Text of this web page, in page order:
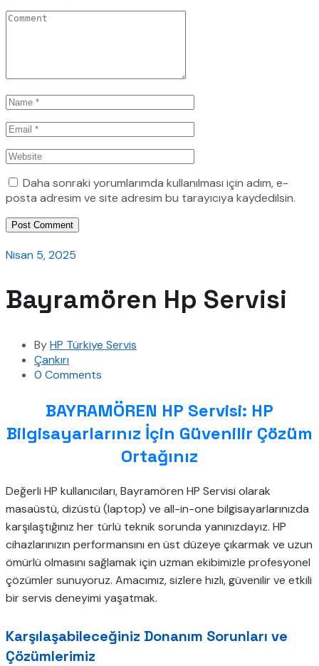
Daha sonraki yorumlarımda kullanılması için adım, e-
posta adresim ve site adresim bu tarayıcıya kaydedilsin.
Post Comment
Nisan 5, 2025
Bayramören Hp Servisi
ByHP Türkiye Servis
Çankırı
0 Comments
BAYRAMÖREN HP Servisi: HP
Bilgisayarlarınız İçin Güvenilir Çözüm
Ortağınız
Değerli HP kullanıcıları, Bayramören HP Servisi olarak
masaüstü, dizüstü (laptop) ve all-in-one bilgisayarlarınızda
karşılaştığınız her türlü teknik sorunda yanınızdayız. HP
cihazlarınızın performansını en üst düzeye çıkarmak ve uzun
ömürlü olmasını sağlamak için uzman ekibimizle profesyonel
çözümler sunuyoruz. Amacımız, sizlere hızlı, güvenilir ve etkili
bir servis deneyimi yaşatmak.
Karşılaşabileceğiniz Donanım Sorunları ve
Çözümlerimiz